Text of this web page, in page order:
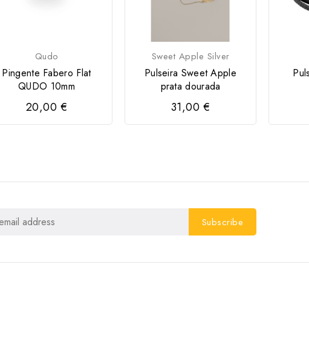
Qudo
Pingente Fabero Flat
QUDO 10mm
20,00 €
Sweet Apple Silver
Pulseira Sweet Apple
prata dourada
31,00 €